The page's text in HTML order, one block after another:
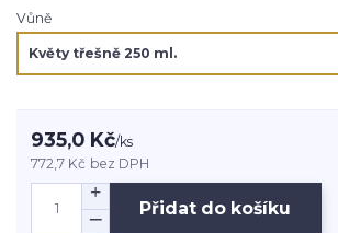
Vůně
935,0 Kč/ks
772,7 Kč bez DPH
Přidat do košíku